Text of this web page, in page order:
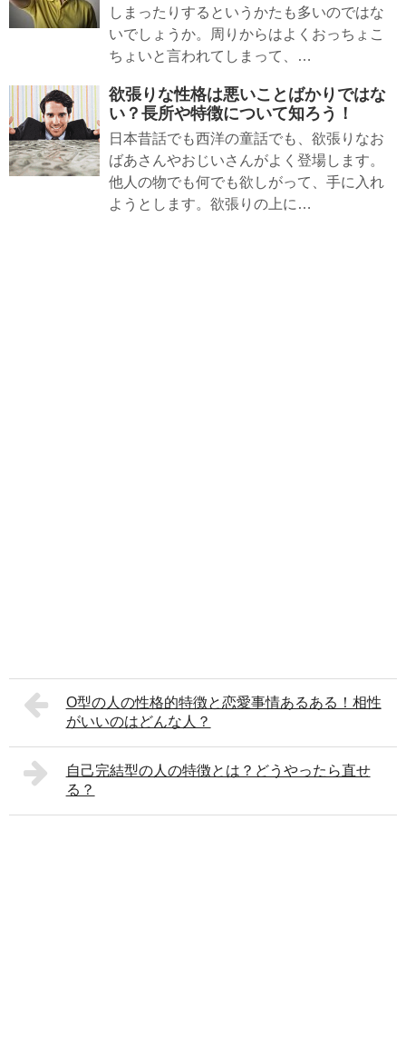
しまったりするというかたも多いのではな
いでしょうか。周りからはよくおっちょこ
ちょいと言われてしまって、…
欲張りな性格は悪いことばかりではな
い？長所や特徴について知ろう！
日本昔話でも西洋の童話でも、欲張りなお
ばあさんやおじいさんがよく登場します。
他人の物でも何でも欲しがって、手に入れ
ようとします。欲張りの上に…
O型の人の性格的特徴と恋愛事情あるある！相性
がいいのはどんな人？
自己完結型の人の特徴とは？どうやったら直せ
る？